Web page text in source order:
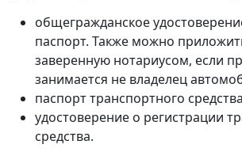
общегражданское
паспорт. Также можно
заверенную нотариусом, если
занимается не владелец
паспорт транспортного
удостоверение о регистрации
средства.